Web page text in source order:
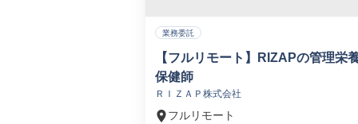
業務委託
【フルリモート】RIZAPの管理栄
保健師
ＲＩＺＡＰ株式会社
フルリモート